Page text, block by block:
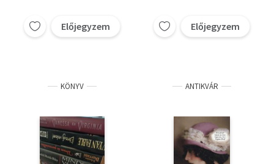
Előjegyzem Előjegyzem
KÖNYV ANTIKVÁR